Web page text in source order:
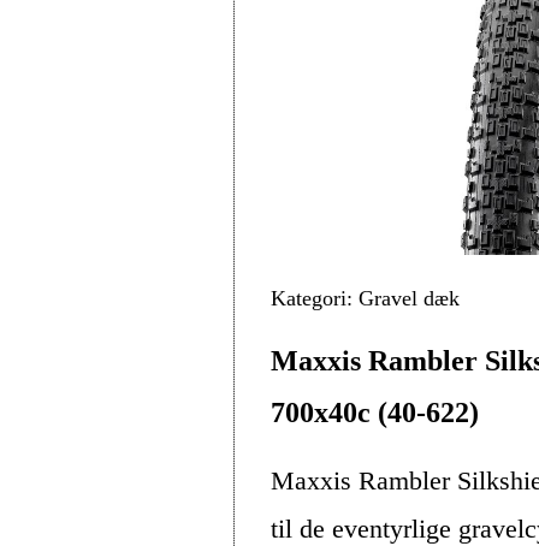
Kategori: Gravel dæk
Maxxis Rambler
700x40c (40-622)
Maxxis Rambler
til de eventyrlige